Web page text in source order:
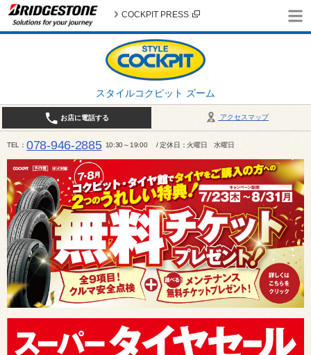
スタイルコクピット ズーム
COCKPIT PRESS
アクセスマップ
お店に電話する
TEL 078-946-2885 10:30～19:00 / 定休日：火曜日 水曜日